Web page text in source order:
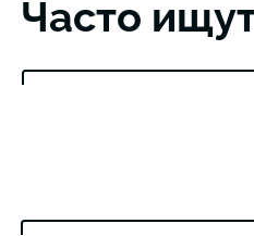
Часто